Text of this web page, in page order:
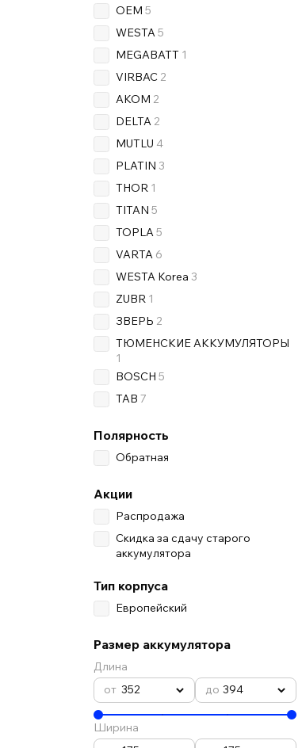
OEM 5
WESTA 5
MEGABATT 1
VIRBAC 2
AKOM 2
DELTA 2
MUTLU 4
PLATIN 3
THOR 1
TITAN 5
TOPLA 5
VARTA 6
WESTA Korea 3
ZUBR 1
ЗВЕРЬ 2
ТЮМЕНСКИЕ АККУМУЛЯТОРЫ
1
BOSCH 5
TAB 7
Полярность
Обратная
Акции
Распродажа
Скидка за сдачу старого
аккумулятора
Тип корпуса
Европейский
Размер аккумулятора
Длина
352
394
Ширина